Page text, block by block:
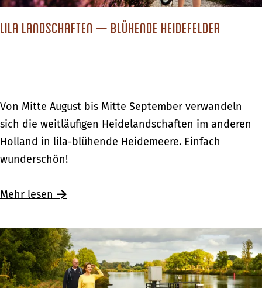
u
r
a
u
b
i
d
r
A
c
Lila Landschaften – blühende Heidefelder
L
i
l
a
a
d
s
c
h
Von Mitte August bis Mitte September verwandeln
sich die weitläufigen Heidelandschaften im anderen
Holland in lila-blühende Heidemeere. Einfach
wunderschön!
Mehr lesen Ü
e
r
L
i